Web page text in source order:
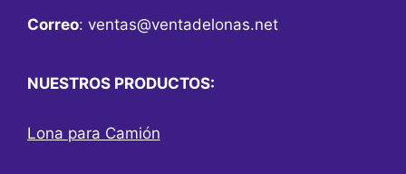
Correo: ventas@ventadelonas.net
NUESTROS PRODUCTOS:
Lona para Camión